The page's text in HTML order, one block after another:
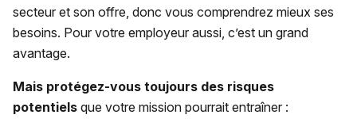
secteur et son offre, donc vous comprendrez mieux ses
besoins. Pour votre employeur aussi, c’est un grand
avantage.
Mais protégez-vous toujours des risques
potentiels que votre mission pourrait entraîner :